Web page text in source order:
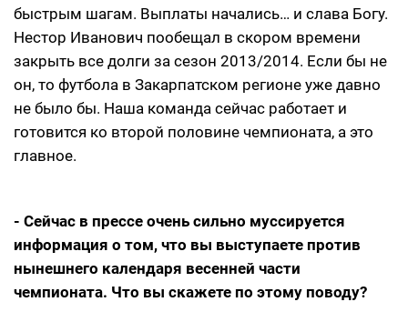
быстрым шагам. Выплаты начались… и слава Богу.
Нестор Иванович пообещал в скором времени
закрыть все долги за сезон 2013/2014. Если бы не
он, то футбола в Закарпатском регионе уже давно
не было бы. Наша команда сейчас работает и
готовится ко второй половине чемпионата, а это
главное.
- Сейчас в прессе очень сильно муссируется
информация о том, что вы выступаете против
нынешнего календаря весенней части
чемпионата. Что вы скажете по этому поводу?